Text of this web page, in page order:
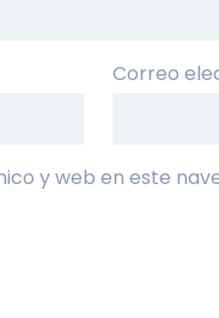
Correo
y web en este